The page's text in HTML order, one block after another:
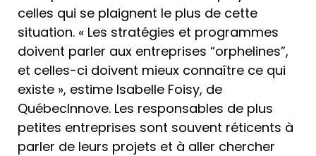
celles qui se plaignent le plus de cette
situation. « Les stratégies et programmes
doivent parler aux entreprises “orphelines”,
et celles-ci doivent mieux connaître ce qui
existe », estime Isabelle Foisy, de
QuébecInnove. Les responsables de plus
petites entreprises sont souvent réticents à
parler de leurs projets et à aller chercher